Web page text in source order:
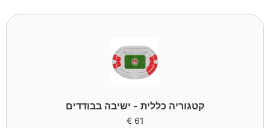
קטגוריה כללית - ישיבה בבודדים
61
€